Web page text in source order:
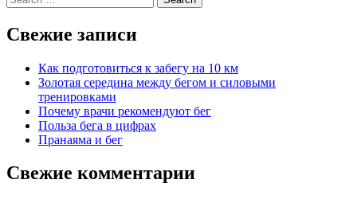
for:
Свежие записи
Как подготовиться к забегу на 10 км
Золотая середина между бегом и силовыми
тренировками
Почему врачи рекомендуют бег
Польза бега в цифрах
Пранаяма и бег
Свежие комментарии